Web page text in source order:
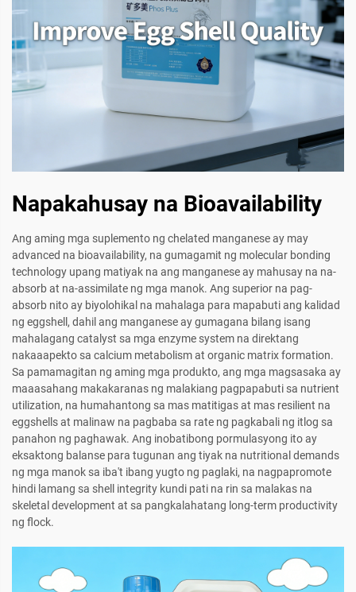
Napakahusay na Bioavailability
Ang aming mga suplemento ng chelated manganese ay may
advanced na bioavailability, na gumagamit ng molecular bonding
technology upang matiyak na ang manganese ay mahusay na na-
absorb at na-assimilate ng mga manok. Ang superior na pag-
absorb nito ay biyolohikal na mahalaga para mapabuti ang kalidad
ng eggshell, dahil ang manganese ay gumagana bilang isang
mahalagang catalyst sa mga enzyme system na direktang
nakaaapekto sa calcium metabolism at organic matrix formation.
Sa pamamagitan ng aming mga produkto, ang mga magsasaka ay
maaasahang makakaranas ng malakiang pagpapabuti sa nutrient
utilization, na humahantong sa mas matitigas at mas resilient na
eggshells at malinaw na pagbaba sa rate ng pagkabali ng itlog sa
panahon ng paghawak. Ang inobatibong pormulasyong ito ay
eksaktong balanse para tugunan ang tiyak na nutritional demands
ng mga manok sa iba't ibang yugto ng paglaki, na nagpapromote
hindi lamang sa shell integrity kundi pati na rin sa malakas na
skeletal development at sa pangkalahatang long-term productivity
ng flock.